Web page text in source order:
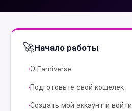
🚀Начало работы
›О Earniverse
›Подготовьте свой кошелек
›Создать мой аккаунт и войти